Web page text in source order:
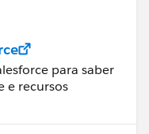
para saber
e recursos